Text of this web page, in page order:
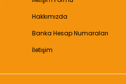
Hakkımızda
Banka Hesap Numaraları
İletişim